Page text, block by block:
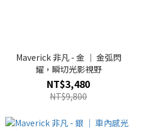
Maverick 非凡 - 金 ｜ 金弧閃
耀，瞬切光影視野
NT$3,480
NT$9,800